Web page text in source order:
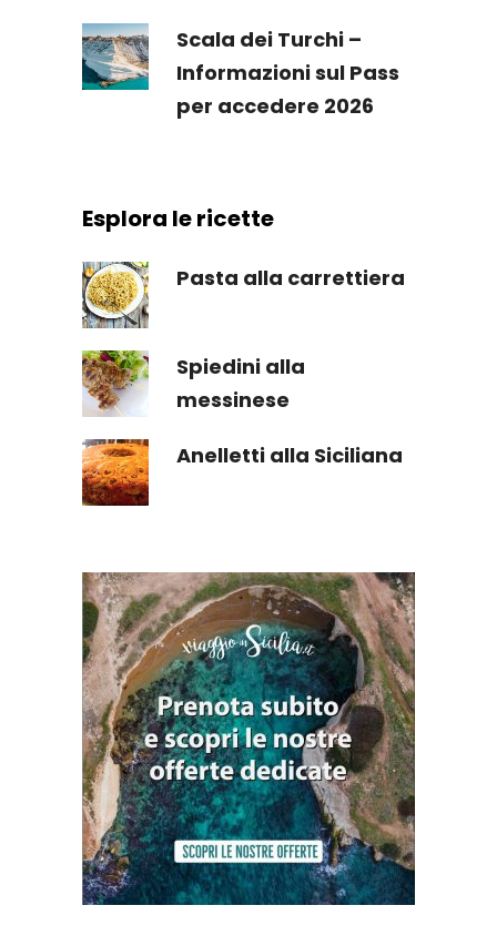
Scala dei Turchi –
Informazioni sul Pass
per accedere 2026
Esplora le ricette
Pasta alla carrettiera
Spiedini alla
messinese
Anelletti alla Siciliana